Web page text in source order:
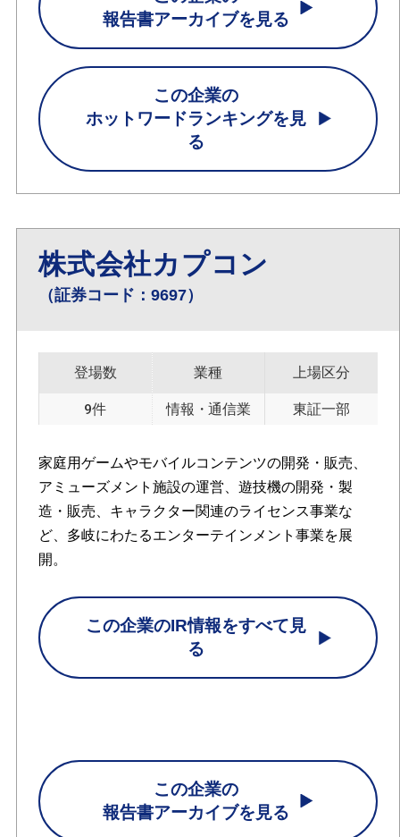
報告書アーカイブを見る
この企業の
ホットワードランキングを見
る
株式会社カプコン
（証券コード：9697）
登場数
9件
業種
情報・通信業
上場区分
東証一部
家庭用ゲームやモバイルコンテンツの開発・販売、
アミューズメント施設の運営、遊技機の開発・製
造・販売、キャラクター関連のライセンス事業な
ど、多岐にわたるエンターテインメント事業を展
開。
この企業のIR情報をすべて見
る
この企業の
報告書アーカイブを見る